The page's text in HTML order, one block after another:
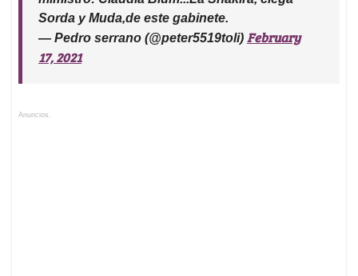
Sorda y Muda,de este gabinete.
— Pedro serrano (@peter5519toli) February
17, 2021
Anuncios.